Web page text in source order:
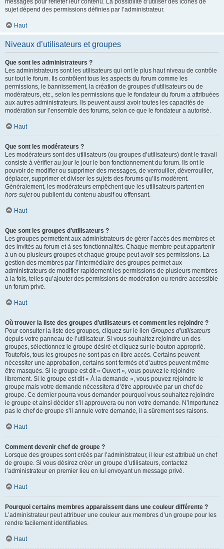
messages pour refléter leur contenu. La possibilité d’utiliser des icônes de
sujet dépend des permissions définies par l’administrateur.
Haut
Niveaux d’utilisateurs et groupes
Que sont les administrateurs ?
Les administrateurs sont les utilisateurs qui ont le plus haut niveau de contrôle
sur tout le forum. Ils contrôlent tous les aspects du forum comme les
permissions, le bannissement, la création de groupes d’utilisateurs ou de
modérateurs, etc., selon les permissions que le fondateur du forum a attribuées
aux autres administrateurs. Ils peuvent aussi avoir toutes les capacités de
modération sur l’ensemble des forums, selon ce que le fondateur a autorisé.
Haut
Que sont les modérateurs ?
Les modérateurs sont des utilisateurs (ou groupes d’utilisateurs) dont le travail
consiste à vérifier au jour le jour le bon fonctionnement du forum. Ils ont le
pouvoir de modifier ou supprimer des messages, de verrouiller, déverrouiller,
déplacer, supprimer et diviser les sujets des forums qu’ils modèrent.
Généralement, les modérateurs empêchent que les utilisateurs partent en
hors-sujetou publient du contenu abusif ou offensant.
Haut
Que sont les groupes d’utilisateurs ?
Les groupes permettent aux administrateurs de gérer l’accès des membres et
des invités au forum et à ses fonctionnalités. Chaque membre peut appartenir
à un ou plusieurs groupes et chaque groupe peut avoir ses permissions. La
gestion des membres par l’intermédiaire des groupes permet aux
administrateurs de modifier rapidement les permissions de plusieurs membres
à la fois, telles qu’ajouter des permissions de modération ou rendre accessible
un forum privé.
Haut
Où trouver la liste des groupes d’utilisateurs et comment les rejoindre ?
Pour consulter la liste des groupes, cliquez sur le lien Groupes d’utilisateurs
depuis votre panneau de l’utilisateur. Si vous souhaitez rejoindre un des
groupes, sélectionnez le groupe désiré et cliquez sur le bouton approprié.
Toutefois, tous les groupes ne sont pas en libre accès. Certains peuvent
nécessiter une approbation, certains sont fermés et d’autres peuvent même
être masqués. Si le groupe est dit « Ouvert », vous pouvez le rejoindre
librement. Si le groupe est dit « À la demande », vous pouvez rejoindre le
groupe mais votre demande nécessitera d’être approuvée par un chef de
groupe. Ce dernier pourra vous demander pourquoi vous souhaitez rejoindre
le groupe et ainsi décider s’il approuvera ou non votre demande. N’importunez
pas le chef de groupe s’il annule votre demande, il a sûrement ses raisons.
Haut
Comment devenir chef de groupe ?
Lorsque des groupes sont créés par l’administrateur, il leur est attribué un chef
de groupe. Si vous désirez créer un groupe d’utilisateurs, contactez
l’administrateur en premier lieu en lui envoyant un message privé.
Haut
Pourquoi certains membres apparaissent dans une couleur différente ?
L’administrateur peut attribuer une couleur aux membres d’un groupe pour les
rendre facilement identifiables.
Haut